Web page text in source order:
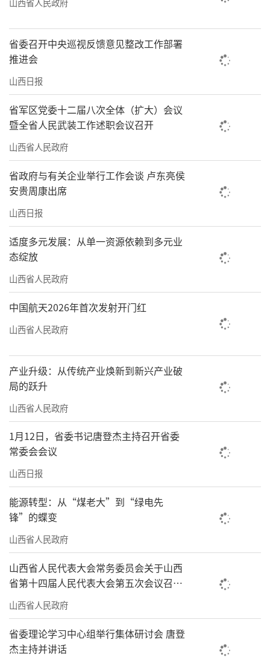
省委召开中央巡视反馈意见整改工作部署
推进会
山西日报
省军区党委十二届八次全体（扩大）会议
暨全省人民武装工作述职会议召开
山西省人民政府
省政府与有关企业举行工作会谈 卢东亮侯
安贵周康出席
山西日报
适度多元发展：从单一资源依赖到多元业
态绽放
山西省人民政府
中国航天2026年首次发射开门红
山西省人民政府
产业升级：从传统产业焕新到新兴产业破
局的跃升
山西省人民政府
1月12日，省委书记唐登杰主持召开省委
常委会会议
山西日报
能源转型：从“煤老大”到“绿电先
锋”的蝶变
山西省人民政府
山西省人民代表大会常务委员会关于山西
省第十四届人民代表大会第五次会议召开
时间的决定
山西省人民政府
省委理论学习中心组举行集体研讨会 唐登
杰主持并讲话